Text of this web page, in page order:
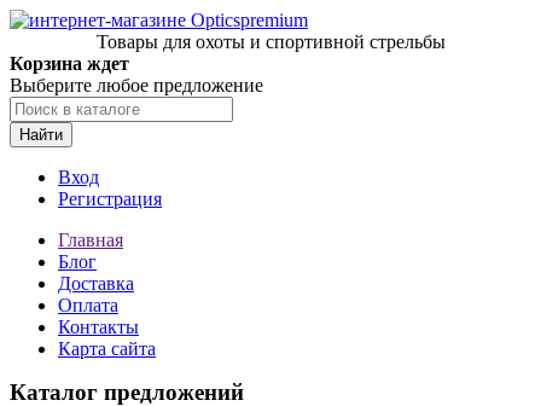
Товары для охоты и спортивной стрельбы
Корзина ждет
Выберите любое предложение
Найти
Вход
Регистрация
Главная
Блог
Доставка
Оплата
Контакты
Карта сайта
Каталог предложений